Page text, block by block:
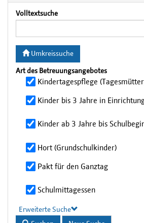
Volltextsuche
Umkreissuche
Art des Betreuungsangebotes
Kindertagespflege
Kinder bis 3 Jahre in
Kinder ab 3 Jahre bis
Hort (Grundschulkinder)
Pakt für den Ganztag
Schulmittagessen
Erweiterte Suche